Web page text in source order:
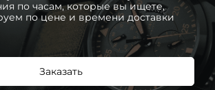
по часам, которые вы ищете,
по цене и времени доставки
Заказать